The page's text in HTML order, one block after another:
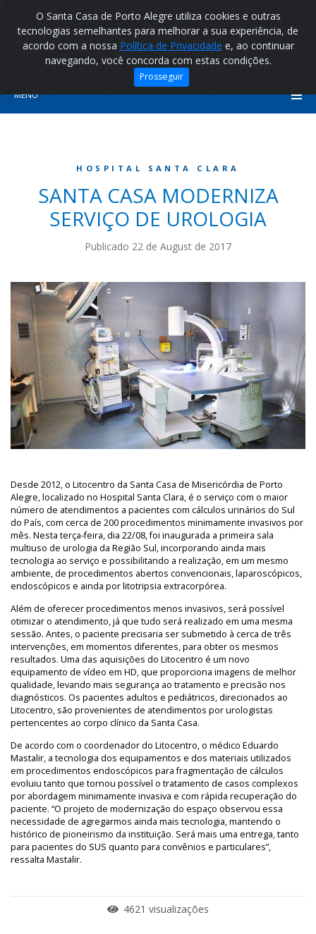
O Santa Casa de Porto Alegre utiliza cookies e outras
tecnologias semelhantes para melhorar a sua experiência, de
acordo com a nossa Política de Privacidade e, ao continuar
navegando, você concorda com estas condições.
Prosseguir
MENU
HOSPITAL SANTA CLARA
SANTA CASA MODERNIZA
SERVIÇO DE UROLOGIA
Publicado 22 de August de 2017
Desde 2012, o Litocentro da Santa Casa de Misericórdia de Porto
Alegre, localizado no Hospital Santa Clara, é o serviço com o maior
número de atendimentos a pacientes com cálculos urinários do Sul
do País, com cerca de 200 procedimentos minimamente invasivos por
mês. Nesta terça-feira, dia 22/08, foi inaugurada a primeira sala
multiuso de urologia da Região Sul, incorporando ainda mais
tecnologia ao serviço e possibilitando a realização, em um mesmo
ambiente, de procedimentos abertos convencionais, laparoscópicos,
endoscópicos e ainda por litotripsia extracorpórea.
Além de oferecer procedimentos menos invasivos, será possível
otimizar o atendimento, já que tudo será realizado em uma mesma
sessão. Antes, o paciente precisaria ser submetido à cerca de três
intervenções, em momentos diferentes, para obter os mesmos
resultados. Uma das aquisições do Litocentro é um novo
equipamento de vídeo em HD, que proporciona imagens de melhor
qualidade, levando mais segurança ao tratamento e precisão nos
diagnósticos. Os pacientes adultos e pediátricos, direcionados ao
Litocentro, são provenientes de atendimentos por urologistas
pertencentes ao corpo clínico da Santa Casa.
De acordo com o coordenador do Litocentro, o médico Eduardo
Mastalir, a tecnologia dos equipamentos e dos materiais utilizados
em procedimentos endoscópicos para fragmentação de cálculos
evoluiu tanto que tornou possível o tratamento de casos complexos
por abordagem minimamente invasiva e com rápida recuperação do
paciente. “O projeto de modernização do espaço observou essa
necessidade de agregarmos ainda mais tecnologia, mantendo o
histórico de pioneirismo da instituição. Será mais uma entrega, tanto
para pacientes do SUS quanto para convênios e particulares”,
ressalta Mastalir.
4621 visualizações